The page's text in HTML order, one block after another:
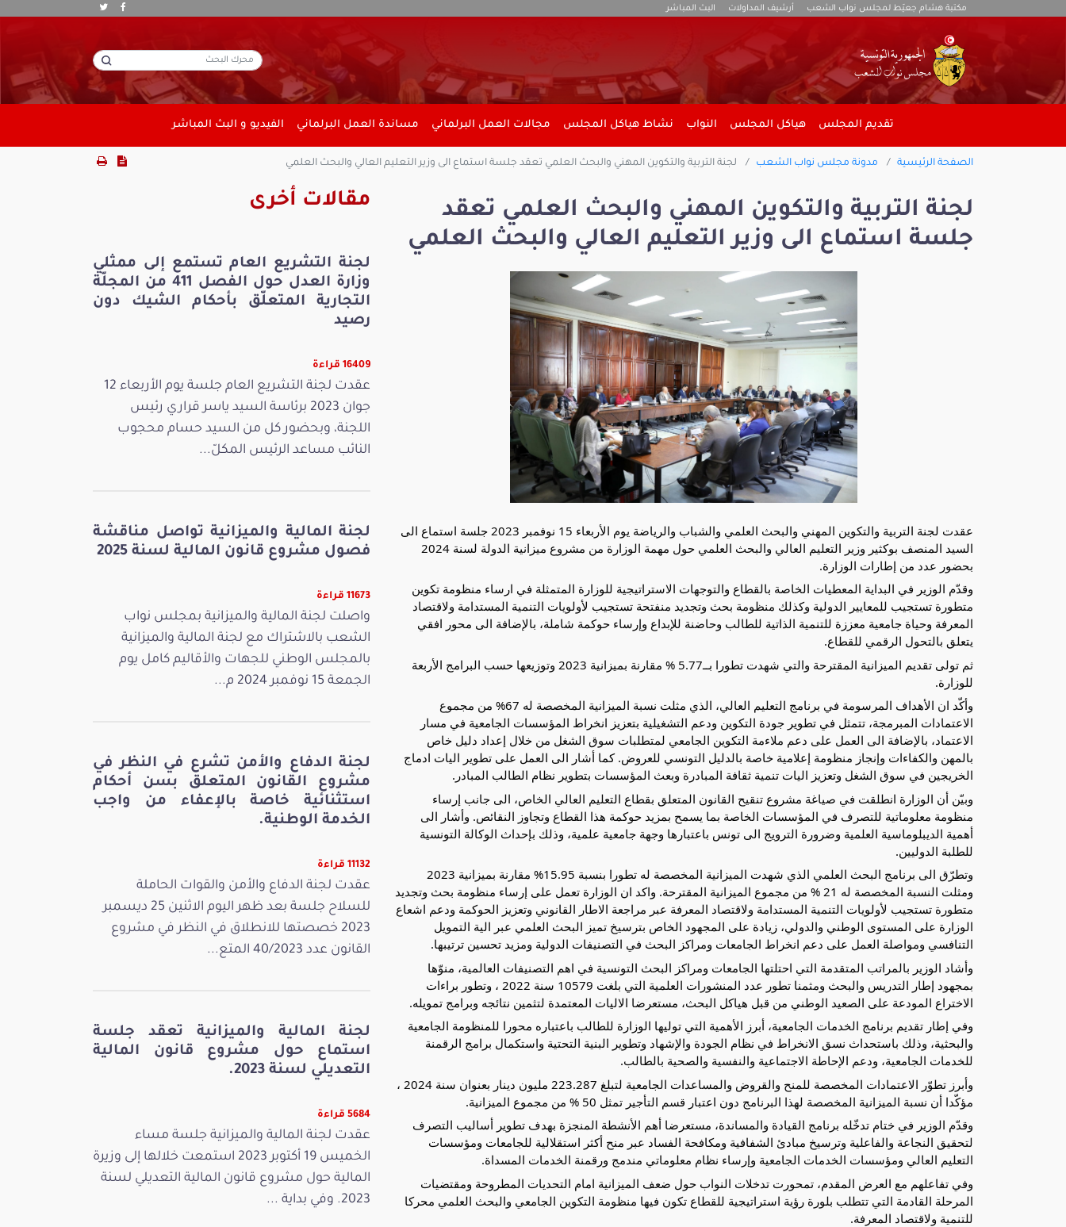
مكتبة هشام جعيّط لمجلس نواب الشعب أرشيف المداولات البث المباشر
تقديم المجلس هياكل المجلس النواب نشاط هياكل المجلس مجالات العمل البرلماني مساندة العمل البرلماني الفيديو و البث المباشر
الصفحة الرئيسية مدونة مجلس نواب الشعب لجنة التربية والتكوين المهني والبحث العلمي تعقد جلسة استماع الى وزير التعليم العالي والبحث العلمي
لجنة التربية والتكوين المهني والبحث العلمي تعقد
جلسة استماع الى وزير التعليم العالي والبحث العلمي
عقدت لجنة التربية والتكوين المهني والبحث العلمي والشباب والرياضة يوم الأربعاء 15 نوفمبر 2023 جلسة استماع الى
السيد المنصف بوكثير وزير التعليم العالي والبحث العلمي حول مهمة الوزارة من مشروع ميزانية الدولة لسنة 2024
بحضور عدد من إطارات الوزارة.
وقدّم الوزير في البداية المعطيات الخاصة بالقطاع والتوجهات الاستراتيجية للوزارة المتمثلة في ارساء منظومة تكوين
متطورة تستجيب للمعايير الدولية وكذلك منظومة بحث وتجديد منفتحة تستجيب لأولويات التنمية المستدامة ولاقتصاد
المعرفة وحياة جامعية معززة للتنمية الذاتية للطالب وحاضنة للإبداع وإرساء حوكمة شاملة، بالإضافة الى محور افقي
يتعلق بالتحول الرقمي للقطاع.
ثم تولى تقديم الميزانية المقترحة والتي شهدت تطورا بــ5.77 % مقارنة بميزانية 2023 وتوزيعها حسب البرامج الأربعة
للوزارة.
وأكّد ان الأهداف المرسومة في برنامج التعليم العالي، الذي مثلت نسبة الميزانية المخصصة له 67% من مجموع
الاعتمادات المبرمجة، تتمثل في تطوير جودة التكوين ودعم التشغيلية بتعزيز انخراط المؤسسات الجامعية في مسار
الاعتماد، بالإضافة الى العمل على دعم ملاءمة التكوين الجامعي لمتطلبات سوق الشغل من خلال إعداد دليل خاص
بالمهن والكفاءات وإنجاز منظومة إعلامية خاصة بالدليل التونسي للعروض. كما أشار الى العمل على تطوير اليات ادماج
الخريجين في سوق الشغل وتعزيز اليات تنمية ثقافة المبادرة وبعث المؤسسات بتطوير نظام الطالب المبادر.
وبيّن أن الوزارة انطلقت في صياغة مشروع تنقيح القانون المتعلق بقطاع التعليم العالي الخاص، الى جانب إرساء
منظومة معلوماتية للتصرف في المؤسسات الخاصة بما يسمح بمزيد حوكمة هذا القطاع وتجاوز النقائص. وأشار الى
أهمية الديبلوماسية العلمية وضرورة الترويج الى تونس باعتبارها وجهة جامعية علمية، وذلك بإحداث الوكالة التونسية
للطلبة الدوليين.
وتطرّق الى برنامج البحث العلمي الذي شهدت الميزانية المخصصة له تطورا بنسبة 15.95% مقارنة بميزانية 2023
ومثلت النسبة المخصصة له 21 % من مجموع الميزانية المقترحة. واكد ان الوزارة تعمل على إرساء منظومة بحث وتجديد
متطورة تستجيب لأولويات التنمية المستدامة ولاقتصاد المعرفة عبر مراجعة الاطار القانوني وتعزيز الحوكمة ودعم اشعاع
الوزارة على المستوى الوطني والدولي، زيادة على المجهود الخاص بترسيخ تميز البحث العلمي عبر الية التمويل
التنافسي ومواصلة العمل على دعم انخراط الجامعات ومراكز البحث في التصنيفات الدولية ومزيد تحسين ترتيبها.
وأشاد الوزير بالمراتب المتقدمة التي احتلتها الجامعات ومراكز البحث التونسية في اهم التصنيفات العالمية، منوّها
بمجهود إطار التدريس والبحث ومثمنا تطور عدد المنشورات العلمية التي بلغت 10579 سنة 2022 ، وتطور براءات
الاختراع المودعة على الصعيد الوطني من قبل هياكل البحث، مستعرضا الاليات المعتمدة لتثمين نتائجه وبرامج تمويله.
وفي إطار تقديم برنامج الخدمات الجامعية، أبرز الأهمية التي توليها الوزارة للطالب باعتباره محورا للمنظومة الجامعية
والبحثية، وذلك باستحداث نسق الانخراط في نظام الجودة والإشهاد وتطوير البنية التحتية واستكمال برامج الرقمنة
للخدمات الجامعية، ودعم الإحاطة الاجتماعية والنفسية والصحية بالطالب.
وأبرز تطوّر الاعتمادات المخصصة للمنح والقروض والمساعدات الجامعية لتبلغ 223.287 مليون دينار بعنوان سنة 2024 ،
مؤكّدا أن نسبة الميزانية المخصصة لهذا البرنامج دون اعتبار قسم التأجير تمثل 50 % من مجموع الميزانية.
وقدّم الوزير في ختام تدخّله برنامج القيادة والمساندة، مستعرضا أهم الأنشطة المنجزة بهدف تطوير أساليب التصرف
لتحقيق النجاعة والفاعلية وترسيخ مبادئ الشفافية ومكافحة الفساد عبر منح أكثر استقلالية للجامعات ومؤسسات
التعليم العالي ومؤسسات الخدمات الجامعية وإرساء نظام معلوماتي مندمج ورقمنة الخدمات المسداة.
وفي تفاعلهم مع العرض المقدم، تمحورت تدخلات النواب حول ضعف الميزانية امام التحديات المطروحة ومقتضيات
المرحلة القادمة التي تتطلب بلورة رؤية استراتيجية للقطاع تكون فيها منظومة التكوين الجامعي والبحث العلمي محركا
للتنمية ولاقتصاد المعرفة.
مقالات أخرى
لجنة التشريع العام تستمع إلى ممثلي
وزارة العدل حول الفصل 411 من المجلّة
التجارية المتعلّق بأحكام الشيك دون
رصيد
16409 قراءة
عقدت لجنة التشريع العام جلسة يوم الأربعاء 12
جوان 2023 برئاسة السيد ياسر قراري رئيس
اللجنة، وبحضور كل من السيد حسام محجوب
النائب مساعد الرئيس المكلّ...
لجنة المالية والميزانية تواصل مناقشة
فصول مشروع قانون المالية لسنة 2025
11673 قراءة
واصلت لجنة المالية والميزانية بمجلس نواب
الشعب بالاشتراك مع لجنة المالية والميزانية
بالمجلس الوطني للجهات والأقاليم كامل يوم
الجمعة 15 نوفمبر 2024 م...
لجنة الدفاع والأمن تشرع في النظر في
مشروع القانون المتعلق بسن أحكام
استثنائية خاصة بالإعفاء من واجب
الخدمة الوطنية.
11132 قراءة
عقدت لجنة الدفاع والأمن والقوات الحاملة
للسلاح جلسة بعد ظهر اليوم الاثنين 25 ديسمبر
2023 خصصتها للانطلاق في النظر في مشروع
القانون عدد 40/2023 المتع...
لجنة المالية والميزانية تعقد جلسة
استماع حول مشروع قانون المالية
التعديلي لسنة 2023.
5684 قراءة
عقدت لجنة المالية والميزانية جلسة مساء
الخميس 19 أكتوبر 2023 استمعت خلالها إلى وزيرة
المالية حول مشروع قانون المالية التعديلي لسنة
2023. وفي بداية ...